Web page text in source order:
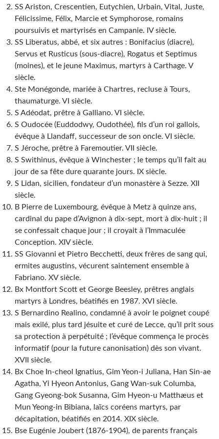
SS Ariston, Crescentien, Eutychien, Urbain, Vital, Juste,
Félicissime, Félix, Marcie et Symphorose, romains
poursuivis et martyrisés en Campanie. IV siècle.
SS Liberatus, abbé, et six autres : Bonifacius (diacre),
Servus et Rusticus (sous-diacre), Rogatus et Septimus
(moines), et le jeune Maximus, martyrs à Carthage. V
siècle.
Ste Monégonde, mariée à Chartres, recluse à Tours,
thaumaturge. VI siècle.
S Adéodat, prêtre à Galliano. VI siècle.
S Oudocée (Euddodwy, Oudothée), fils d’un roi gallois,
évêque à Llandaff, successeur de son oncle. VI siècle.
S Jéroche, prêtre à Faremoutier. VII siècle.
S Swithinus, évêque à Winchester ; le temps qu’il fait au
jour de sa fête dure quarante jours. IX siècle.
S Lidan, sicilien, fondateur d’un monastère à Sezze. XII
siècle.
B Pierre de Luxembourg, évêque à Metz à quinze ans,
cardinal du pape d’Avignon à dix-sept, mort à dix-huit ; il
se confessait chaque jour ; il croyait à l’Immaculée
Conception. XIV siècle.
SS Giovanni et Pietro Becchetti, deux frères de sang qui,
ermites augustins, vécurent saintement ensemble à
Fabriano. XV siècle.
Bx Montfort Scott et George Beesley, prêtres anglais
martyrs à Londres, béatifiés en 1987. XVI siècle.
S Bernardino Realino, condamné à avoir le poignet coupé
mais exilé, plus tard jésuite et curé de Lecce, qu’il prit sous
sa protection à perpétuité ; l’évêque commença le procès
informatif (pour la future canonisation) dès son vivant.
XVII siècle.
Bx Choe In-cheol Ignatius, Gim Yeon-i Juliana, Han Sin-ae
Agatha, Yi Hyeon Antonius, Gang Wan-suk Columba,
Gang Gyeong-bok Susanna, Gim Hyeon-u Matthæus et
Mun Yeong-in Bibiana, laïcs coréens martyrs, par
décapitation, béatifiés en 2014. XIX siècle.
Bse Eugénie Joubert (1876-1904), de parents français